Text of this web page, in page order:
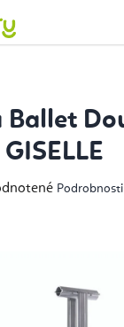
Ballet